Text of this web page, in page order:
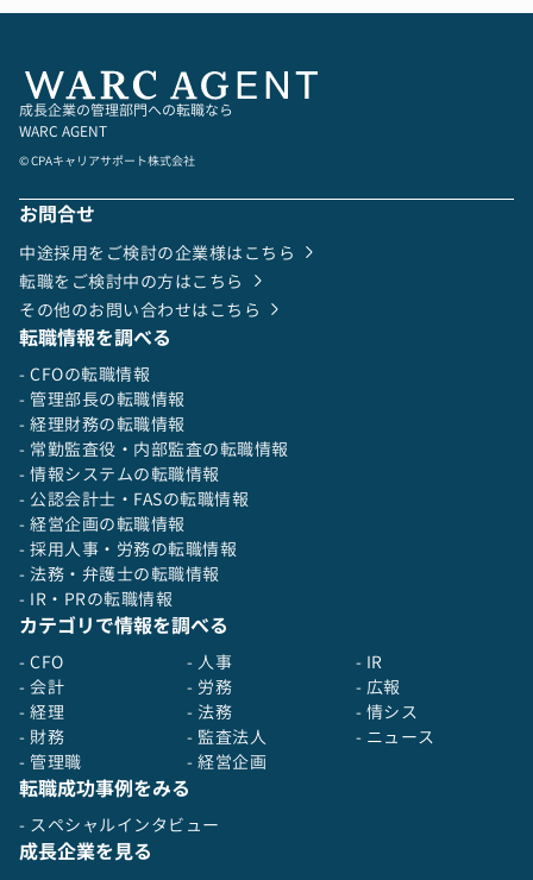
成長企業の管理部門への転職なら
WARC AGENT
© CPAキャリアサポート株式会社
お問合せ
中途採用をご検討の企業様はこちら
転職をご検討中の方はこちら
その他のお問い合わせはこちら
転職情報を調べる
- CFOの転職情報
- 管理部長の転職情報
- 経理財務の転職情報
- 常勤監査役・内部監査の転職情報
- 情報システムの転職情報
- 公認会計士・FASの転職情報
- 経営企画の転職情報
- 採用人事・労務の転職情報
- 法務・弁護士の転職情報
- IR・PRの転職情報
カテゴリで情報を調べる
- CFO
- 会計
- 経理
- 財務
- 管理職
- 人事
- 労務
- 法務
- 監査法人
- 経営企画
- IR
- 広報
- 情シス
- ニュース
転職成功事例をみる
- スペシャルインタビュー
成長企業を見る